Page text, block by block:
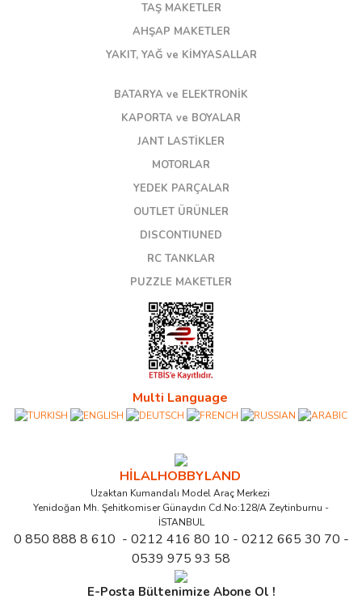
TAŞ MAKETLER
AHŞAP MAKETLER
YAKIT, YAĞ ve KİMYASALLAR
BATARYA ve ELEKTRONİK
KAPORTA ve BOYALAR
JANT LASTİKLER
MOTORLAR
YEDEK PARÇALAR
OUTLET ÜRÜNLER
DISCONTIUNED
RC TANKLAR
PUZZLE MAKETLER
Multi Language
HİLALHOBBYLAND
Uzaktan Kumandalı Model Araç Merkezi
Yenidoğan Mh. Şehitkomiser Günaydın Cd.No:128/A Zeytinburnu -
İSTANBUL
0 850 888 8 610 - 0212 416 80 10 - 0212 665 30 70 -
0539 975 93 58
E-Posta Bültenimize Abone Ol !